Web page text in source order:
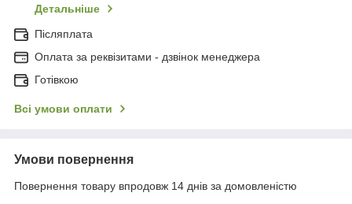
Детальніше
Післяплата
Оплата за реквізитами - дзвінок менеджера
Готівкою
Всі умови оплати
Умови повернення
Повернення товару впродовж 14 днів за домовленістю